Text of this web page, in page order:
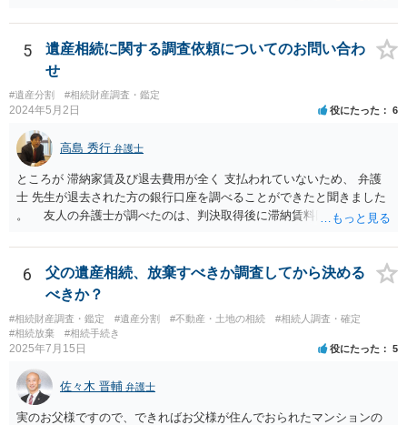
5
遺産相続に関する調査依頼についてのお問い合わ
せ
#遺産分割 #相続財産調査・鑑定
2024年5月2日 役にたった 6
高島 秀行 弁護士
ところが 滞納家賃及び退去費用が全く 支払われていないため、 弁護
士 先生が退去された方の銀行口座を調べることができたと聞きました
。 友人の弁護士が調べたのは、判決取得後に滞納賃料回収のため
預金の入出金履歴を調べたわけではありません。 残念ながら、事案
や目的も異なりますし、開示の内容も異なります。
6
父の遺産相続、放棄すべきか調査してから決める
べきか？
#相続財産調査・鑑定 #遺産分割 #不動産・土地の相続
#相続人調査・確定
#相続放棄
#相続手続き
2025年7月15日 役にたった 5
佐々木 晋輔 弁護士
実のお父様ですので、できればお父様が住んでおられたマンションの